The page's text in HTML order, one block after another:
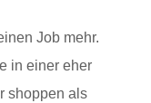
Job mehr.
in einer eher
shoppen als